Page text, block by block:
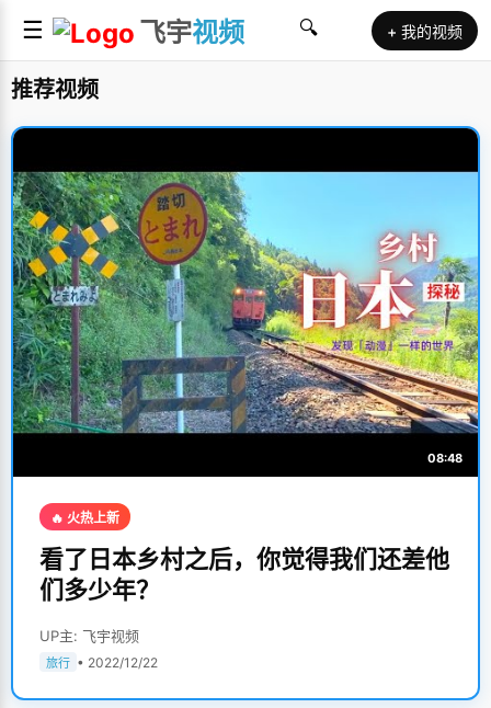
☰ 飞宇视频 🔍 + 我的视频
推荐视频
08:48
🔥 火热上新
看了日本乡村之后，你觉得我们还差他
们多少年？
UP主: 飞宇视频
旅行 • 2022/12/22